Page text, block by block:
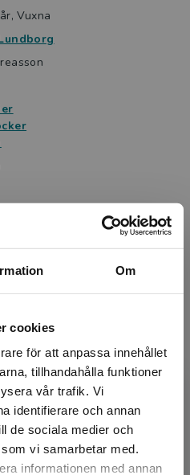
Om
cookies
för att anpassa innehållet
tillhandahålla funktioner
vår trafik. Vi
identifierare och annan
de sociala medier och
vi samarbetar med.
informationen med annan
på nivå XL.
Vuxna